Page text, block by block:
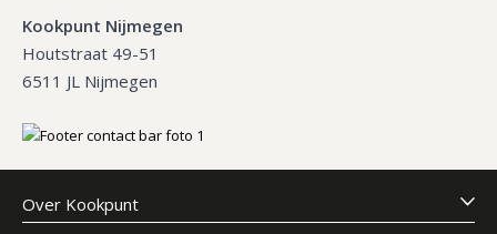
Kookpunt Nijmegen
Houtstraat 49-51
6511 JL Nijmegen
Over Kookpunt